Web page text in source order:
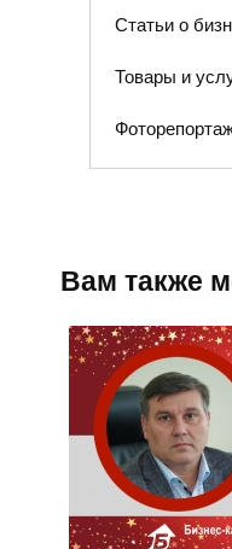
Статьи о
Товары и
Вам также